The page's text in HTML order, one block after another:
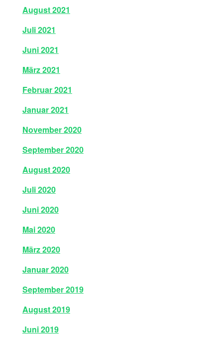
August 2021
Juli 2021
Juni 2021
März 2021
Februar 2021
Januar 2021
November 2020
September 2020
August 2020
Juli 2020
Juni 2020
Mai 2020
März 2020
Januar 2020
September 2019
August 2019
Juni 2019